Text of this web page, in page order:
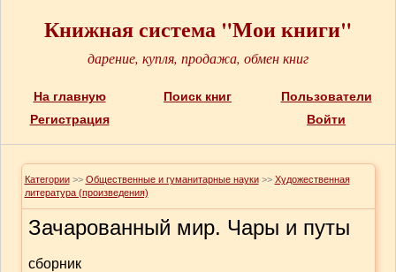
Книжная система "Мои книги"
дарение, купля, продажа, обмен книг
На главную Поиск книг
Пользователи
Регистрация
Войти
Категории >> Общественные и гуманитарные науки >> Художественная
литература (произведения)
Зачарованный мир. Чары и путы
сборник